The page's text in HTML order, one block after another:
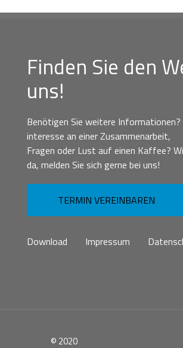
Finden Sie den
uns!
Benötigen Sie weitere Informationen?
interesse an einer Zusammenarbeit,
Fragen oder Lust auf einen Kaffee?
da, melden Sie sich gerne bei uns!
TERMIN VEREINBAREN
Download Impressum
© 2020